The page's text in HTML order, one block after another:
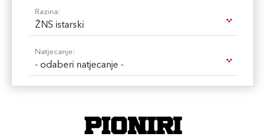
Razina:
ŽNS istarski
Natjecanje:
- odaberi natjecanje -
PIONIRI